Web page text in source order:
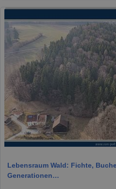
Lebensraum Wald: Fichte,
Generationen…